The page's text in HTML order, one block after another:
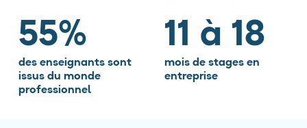
60%
des enseignants sont
issus du monde
professionnel
12 à 18
mois de stages en
entreprise